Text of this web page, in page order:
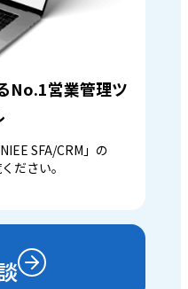
No.1営業管理ツ
SFA/CRM」の
ださい。